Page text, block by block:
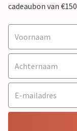
cadeaubon van